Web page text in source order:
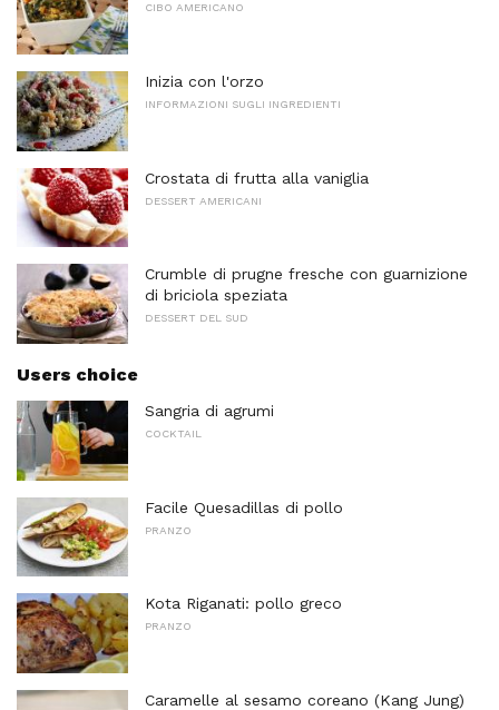
CIBO AMERICANO
Inizia con l'orzo
INFORMAZIONI SUGLI INGREDIENTI
Crostata di frutta alla vaniglia
DESSERT AMERICANI
Crumble di prugne fresche con guarnizione
di briciola speziata
DESSERT DEL SUD
Users choice
Sangria di agrumi
COCKTAIL
Facile Quesadillas di pollo
PRANZO
Kota Riganati: pollo greco
PRANZO
Caramelle al sesamo coreano (Kang Jung)